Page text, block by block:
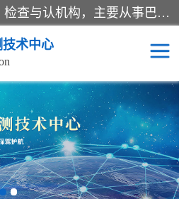
*是一家的测试、评估、检查与认机构，主要从事巴西NR10认证、NR12认证、NR13认证；ANATEL认证、INMTRO认证，欧盟CE认证：MD认证，PED认证，MID认证，ATEX认证，德国蓝色天使认证。
术中心
NR10认证
NR13认证
巴西NR认证